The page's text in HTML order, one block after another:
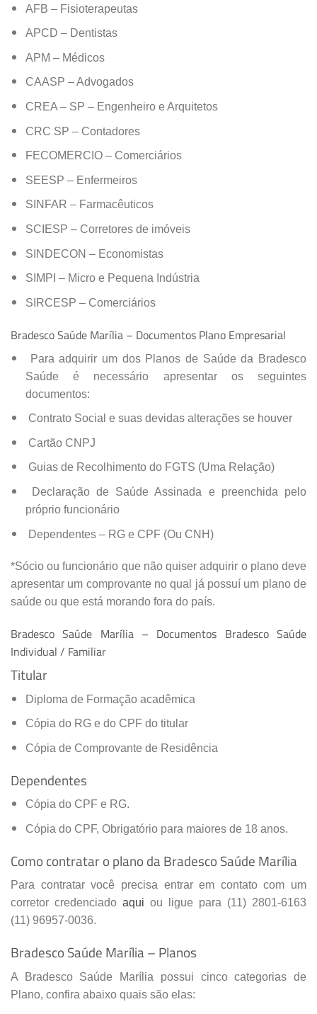
AFB – Fisioterapeutas
APCD – Dentistas
APM – Médicos
CAASP – Advogados
CREA – SP – Engenheiro e Arquitetos
CRC SP – Contadores
FECOMERCIO – Comerciários
SEESP – Enfermeiros
SINFAR – Farmacêuticos
SCIESP – Corretores de imóveis
SINDECON – Economistas
SIMPI – Micro e Pequena Indústria
SIRCESP – Comerciários
Bradesco Saúde Marília – Documentos Plano Empresarial
Para adquirir um dos Planos de Saúde da Bradesco
Saúde é necessário apresentar os seguintes
documentos:
Contrato Social e suas devidas alterações se houver
Cartão CNPJ
Guias de Recolhimento do FGTS (Uma Relação)
Declaração de Saúde Assinada e preenchida pelo
próprio funcionário
Dependentes – RG e CPF (Ou CNH)
*Sócio ou funcionário que não quiser adquirir o plano deve
apresentar um comprovante no qual já possuí um plano de
saúde ou que está morando fora do país.
Bradesco Saúde Marília – Documentos Bradesco Saúde
Individual / Familiar
Titular
Diploma de Formação acadêmica
Cópia do RG e do CPF do titular
Cópia de Comprovante de Residência
Dependentes
Cópia do CPF e RG.
Cópia do CPF, Obrigatório para maiores de 18 anos.
Como contratar o plano da Bradesco Saúde Marília
Para contratar você precisa entrar em contato com um
corretor credenciado aqui ou ligue para (11) 2801-6163
(11) 96957-0036.
Bradesco Saúde Marília – Planos
A Bradesco Saúde Marília possui cinco categorias de
Plano, confira abaixo quais são elas: